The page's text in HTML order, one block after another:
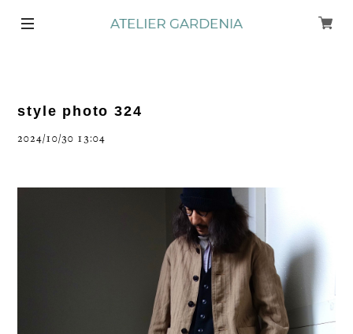
style photo 324
2024/10/30 13:04